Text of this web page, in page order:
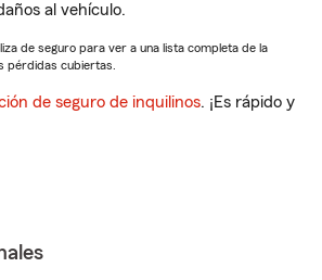
al vehículo.
de seguro para ver a una lista completa de la
pérdidas cubiertas.
de seguro de inquilinos. ¡Es rápido y